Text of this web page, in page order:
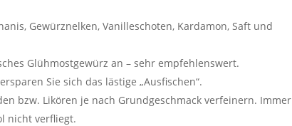
Gewürznelken, Vanilleschoten, Kardamon, Saft und
Glühmostgewürz an – sehr empfehlenswert.
Sie sich das lästige „Ausfischen“.
bzw. Likören je nach Grundgeschmack verfeinern. Immer
nicht verfliegt.